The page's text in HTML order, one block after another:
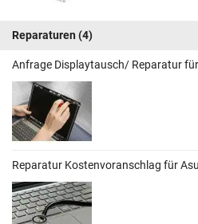
Reparaturen (4)
Anfrage Displaytausch/ Reparatur
Reparatur Kostenvoranschlag für